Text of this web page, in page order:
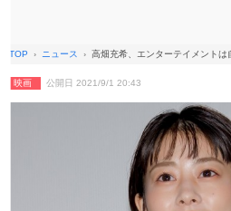
TOP ニュース 高畑充希、エンターテイメント
映画 公開日 2021/9/1 20:43